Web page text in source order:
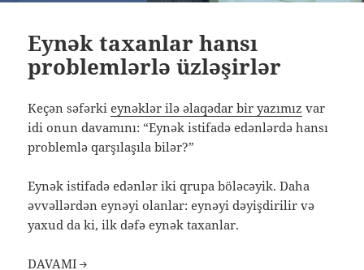
Eynək taxanlar hansı
problemlərlə üzləşirlər
Keçən səfərkieynəklər ilə əlaqədar bir yazımız var
idi onun davamını: “Eynək istifadə edənlərdə hansı
problemlə qarşılaşıla bilər?”
Eynək istifadə edənlər iki qrupa böləcəyik. Daha
əvvəllərdən eynəyi olanlar: eynəyi dəyişdirilir və
yaxud da ki, ilk dəfə eynək taxanlar.
DAVAMI